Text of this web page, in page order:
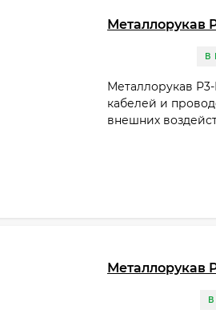
Металлорукав
В
Металлорукав
кабелей и
внешних
Металлорукав